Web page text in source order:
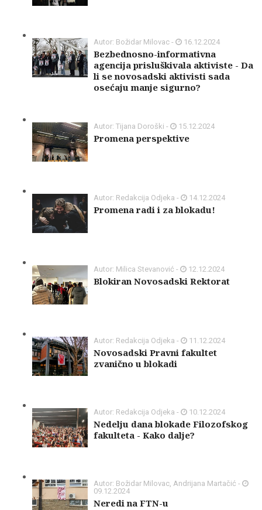
Autor: Božidar Milovac - 16.12.2024
Bezbednosno-informativna
agencija prisluškivala aktiviste - Da
li se novosadski aktivisti sada
osećaju manje sigurno?
Autor: Tijana Doroški - 15.12.2024
Promena perspektive
Autor: Redakcija Odjeka - 14.12.2024
Promena radi i za blokadu!
Autor: Milica Stevanović - 12.12.2024
Blokiran Novosadski Rektorat
Autor: Redakcija Odjeka - 11.12.2024
Novosadski Pravni fakultet
zvanično u blokadi
Autor: Redakcija Odjeka - 10.12.2024
Nedelju dana blokade Filozofskog
fakulteta - Kako dalje?
Autor: Božidar Milovac, Andrijana Martačić -
09.12.2024
Neredi na FTN-u